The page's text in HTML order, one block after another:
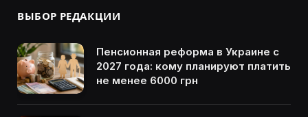
ВЫБОР РЕДАКЦИИ
Пенсионная реформа в Украине с
2027 года: кому планируют платить
не менее 6000 грн